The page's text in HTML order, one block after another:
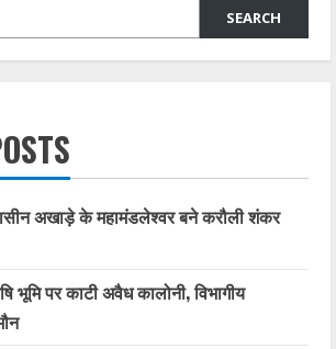
SEARCH
अखाड़े के महामंडलेश्वर बने करौली शंकर
भूमि पर काटी अवैध कालोनी, विभागीय